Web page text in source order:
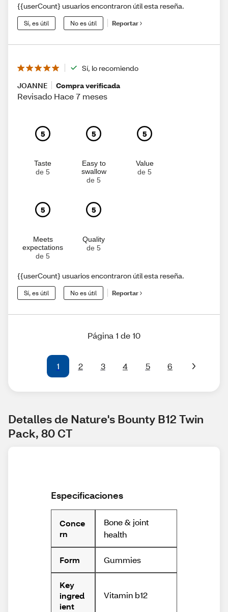
{{userCount} usuarios encontraron útil esta reseña.
Sí, es útil No es útil Reportar
Sí, lo recomiendo
JOANNE
Compra verificada
Revisado Hace 7 meses
5
Taste
de 5
5
Easy to
swallow
de 5
5
Value
de 5
5
Meets
expectations
de 5
5
Quality
de 5
{{userCount} usuarios encontraron útil esta reseña.
Sí, es útil No es útil Reportar
Página 1 de 10
1 2 3 4 5 6
Detalles de Nature's Bounty B12 Twin
Pack, 80 CT
Especificaciones
Conce
rn
Bone & joint
health
Form Gummies
Key
ingred
ient
Vitamin b12